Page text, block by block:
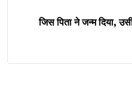
जिस पिता ने जन्म दिया,